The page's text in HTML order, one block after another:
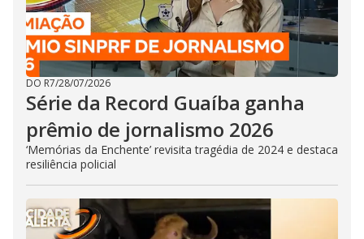
DO R7/28/07/2026
Série da Record Guaíba ganha
prêmio de jornalismo 2026
‘Memórias da Enchente’ revisita tragédia de 2024 e destaca
resiliência policial